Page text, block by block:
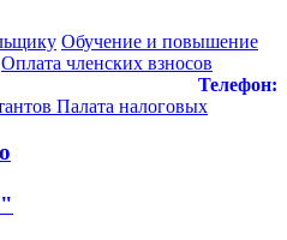
Обучение и повышение
Оплата членских взносов
Телефон:
Палата налоговых